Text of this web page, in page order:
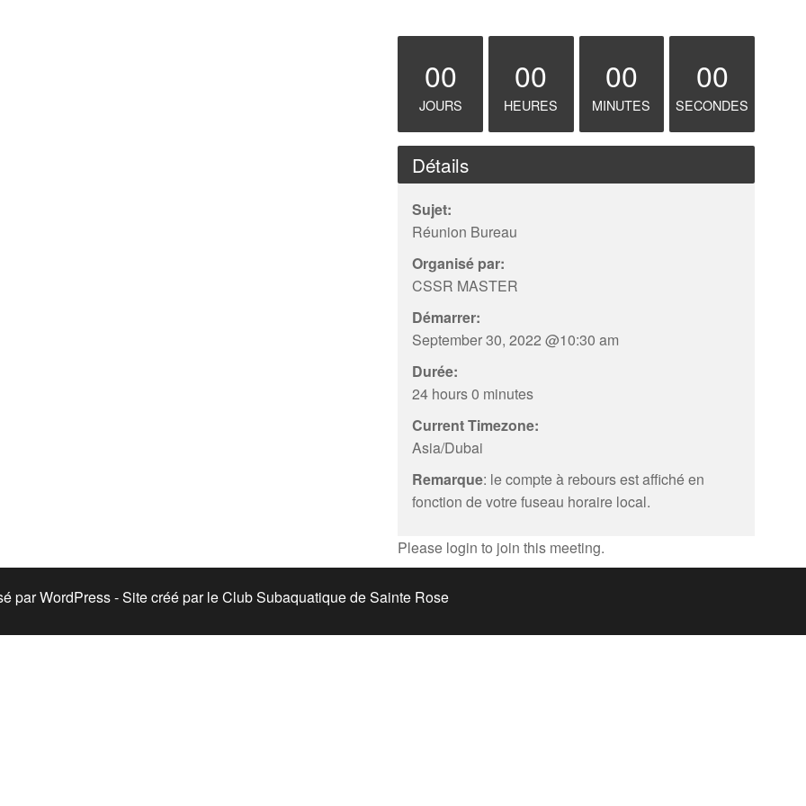
00
JOURS
00
HEURES
00
MINUTES
00
SECONDES
Détails
Sujet:
Réunion Bureau
Organisé par:
CSSR MASTER
Démarrer:
September 30, 2022 @10:30 am
Durée:
24 hours 0 minutes
Current Timezone:
Asia/Dubai
Remarque: le compte à rebours est affiché en
fonction de votre fuseau horaire local.
Please login to join this meeting.
par WordPress - Site créé par le Club Subaquatique de Sainte Rose